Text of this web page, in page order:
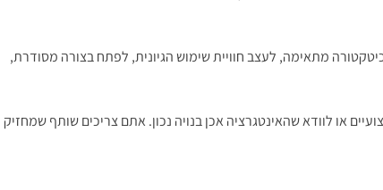
מתאימה, לעצב חוויית שימוש הגיונית, לפתח בצורה מסודרת,
או לוודא שהאינטגרציה אכן בנויה נכון. אתם צריכים שותף שמחזיק